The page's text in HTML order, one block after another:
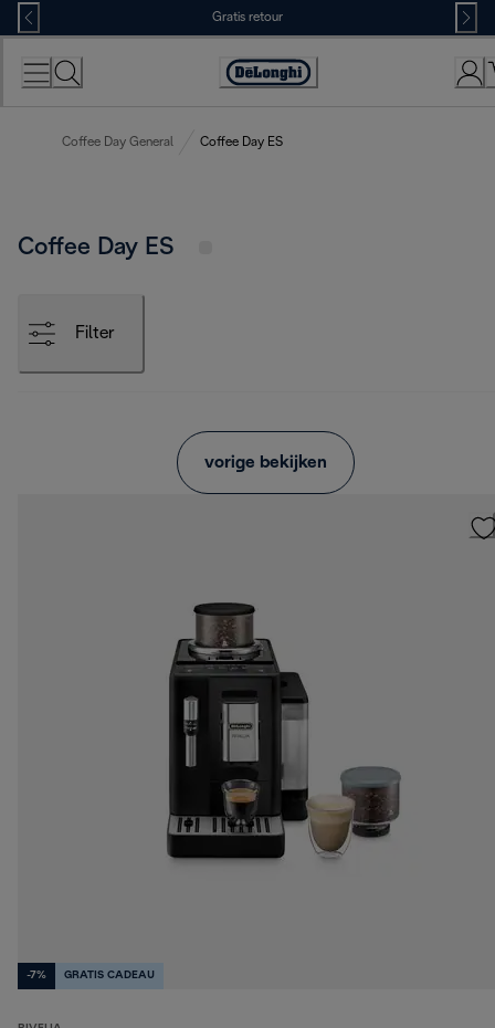
Skip
to
Content
Gratis retour
Accessibility
Coffee Day General Coffee Day ES
Coffee Day ES
Filter
vorige bekijken
-7% GRATIS CADEAU